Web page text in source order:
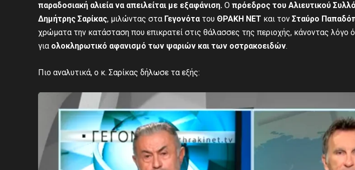
παραδοσιακή αλιεία να απειλείται με εξαφάνιση. Ο πρόεδρος του Αλιευτικού
Δημήτρης Σαρίκας, μιλώντας στα Γεγονότα του ΘΡΑΚΗ ΝΕΤ και τον Σταύρο
χρώματα την κατάσταση που επικρατεί στις θάλασσες της περιοχής, κάνοντας λόγο
για ολοκληρωτικό αφανισμό των ψαριών και των οστρακοειδών.
Πιο αναλυτικά, ο κ. Σαρίκας δήλωσε τα εξής: